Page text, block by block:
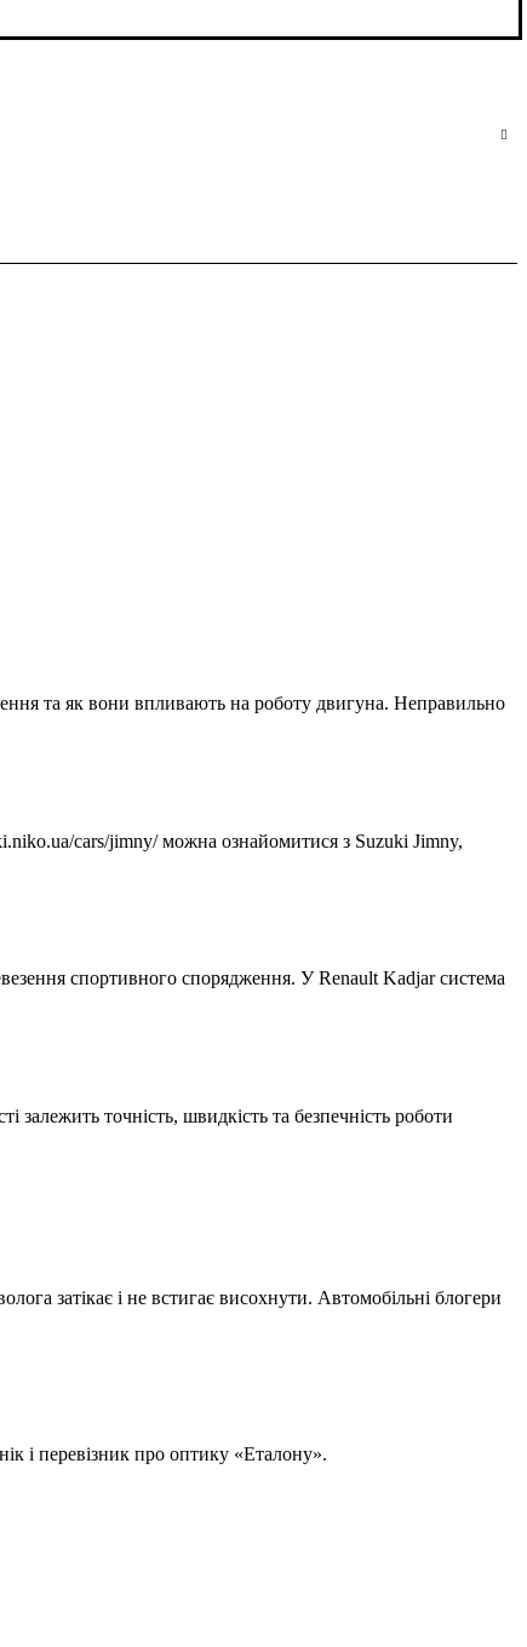
та як вони впливають на роботу двигуна. Неправильно
cars/jimny/ можна ознайомитися з Suzuki Jimny,
спортивного спорядження. У Renault Kadjar система
залежить точність, швидкість та безпечність роботи
затікає і не встигає висохнути. Автомобільні блогери
і перевізник про оптику «Еталону».